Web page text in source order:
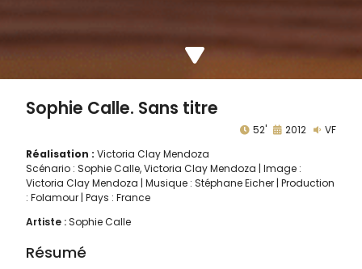
Artiste :Sophie Calle
Sophie Calle. Sans titre
52' 2012
VF
Réalisation : Victoria Clay Mendoza
Scénario : Sophie Calle, Victoria Clay Mendoza | Image :
Victoria Clay Mendoza | Musique : Stéphane Eicher | Production
: Folamour | Pays : France
Résumé